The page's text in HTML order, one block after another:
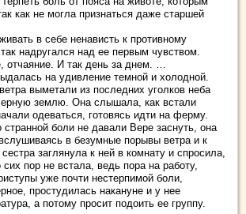
как не могла признаться даже старшей
в себе ненависть к противному
надругался над ее первым чувством.
отчаяние. И так день за днем. …
на удивление темной и холодной.
выметали из последних уголков неба
землю. Она слышала, как встали
одеваться, готовясь идти на ферму.
странной боли не давали Вере заснуть, она
в безумные порывы ветра и к
заглянула к ней в комнату и спросила,
пор не встала, ведь пора на работу,
уже почти нестерпимой боли,
простудилась накануне и у нее
а потому просит подоить ее группу.